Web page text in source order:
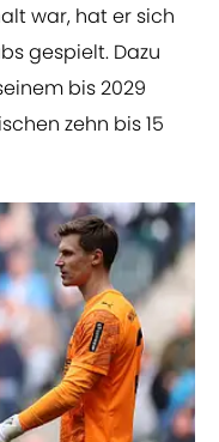
war, hat er sich
gespielt. Dazu
bis 2029
zehn bis 15